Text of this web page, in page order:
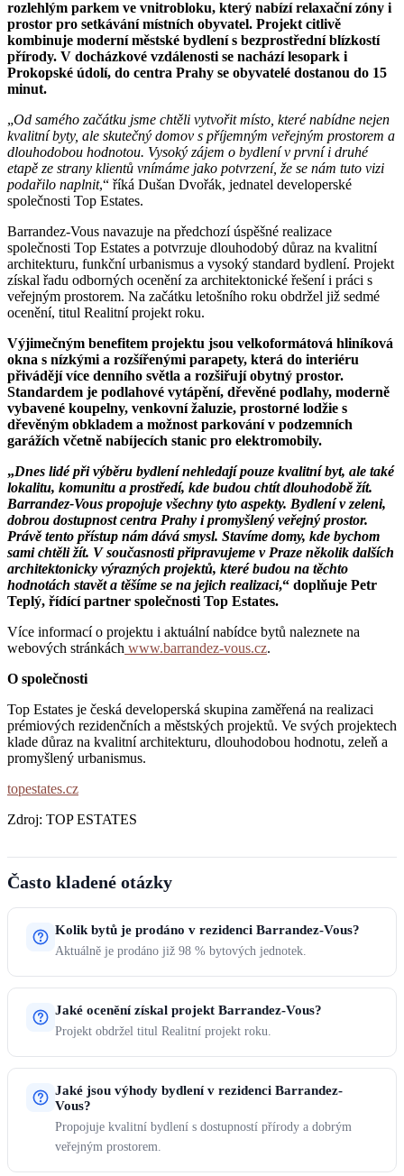
rozlehlým parkem ve vnitrobloku, který nabízí relaxační zóny i
prostor pro setkávání místních obyvatel. Projekt citlivě
kombinuje moderní městské bydlení s bezprostřední blízkostí
přírody. V docházkové vzdálenosti se nachází lesopark i
Prokopské údolí, do centra Prahy se obyvatelé dostanou do 15
minut.
„Od samého začátku jsme chtěli vytvořit místo, které nabídne nejen
kvalitní byty, ale skutečný domov s příjemným veřejným prostorem a
dlouhodobou hodnotou. Vysoký zájem o bydlení v první i druhé
etapě ze strany klientů vnímáme jako potvrzení, že se nám tuto vizi
podařilo naplnit,“ říká Dušan Dvořák, jednatel developerské
společnosti Top Estates.
Barrandez-Vous navazuje na předchozí úspěšné realizace
společnosti Top Estates a potvrzuje dlouhodobý důraz na kvalitní
architekturu, funkční urbanismus a vysoký standard bydlení. Projekt
získal řadu odborných ocenění za architektonické řešení i práci s
veřejným prostorem. Na začátku letošního roku obdržel již sedmé
ocenění, titul Realitní projekt roku.
Výjimečným benefitem projektu jsou velkoformátová hliníková
okna s nízkými a rozšířenými parapety, která do interiéru
přivádějí více denního světla a rozšiřují obytný prostor.
Standardem je podlahové vytápění, dřevěné podlahy, moderně
vybavené koupelny, venkovní žaluzie, prostorné lodžie s
dřevěným obkladem a možnost parkování v podzemních
garážích včetně nabíjecích stanic pro elektromobily.
„Dnes lidé při výběru bydlení nehledají pouze kvalitní byt, ale také
lokalitu, komunitu a prostředí, kde budou chtít dlouhodobě žít.
Barrandez-Vous propojuje všechny tyto aspekty. Bydlení v zeleni,
dobrou dostupnost centra Prahy i promyšlený veřejný prostor.
Právě tento přístup nám dává smysl. Stavíme domy, kde bychom
sami chtěli žít. V současnosti připravujeme v Praze několik dalších
architektonicky výrazných projektů, které budou na těchto
hodnotách stavět a těšíme se na jejich realizaci,“ doplňuje Petr
Teplý, řídící partner společnosti Top Estates.
Více informací o projektu i aktuální nabídce bytů naleznete na
webových stránkách www.barrandez-vous.cz.
O společnosti
Top Estates je česká developerská skupina zaměřená na realizaci
prémiových rezidenčních a městských projektů. Ve svých projektech
klade důraz na kvalitní architekturu, dlouhodobou hodnotu, zeleň a
promyšlený urbanismus.
topestates.cz
Zdroj: TOP ESTATES
Často kladené otázky
Kolik bytů je prodáno v rezidenci Barrandez-Vous?
Aktuálně je prodáno již 98 % bytových jednotek.
Jaké ocenění získal projekt Barrandez-Vous?
Projekt obdržel titul Realitní projekt roku.
Jaké jsou výhody bydlení v rezidenci Barrandez-
Vous?
Propojuje kvalitní bydlení s dostupností přírody a dobrým
veřejným prostorem.